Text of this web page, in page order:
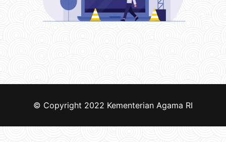
© Copyright 2022 Kementerian Agama RI